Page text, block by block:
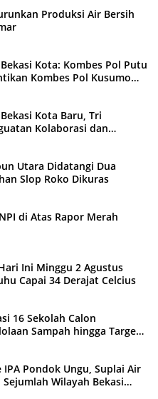
Produksi Air Bersih
Kota: Kombes Pol Putu
Kombes Pol Kusumo
Kota Baru, Tri
Kolaborasi dan
Utara Didatangi Dua
Slop Roko Dikuras
di Atas Rapor Merah
Ini Minggu 2 Agustus
Capai 34 Derajat Celcius
16 Sekolah Calon
Sampah hingga Target
Pondok Ungu, Suplai Air
Wilayah Bekasi